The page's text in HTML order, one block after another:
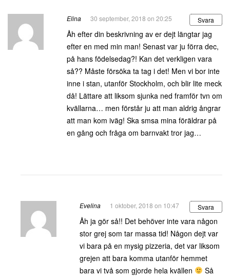
Elina 30 september, 2018 on 20:25 Svara
Åh efter din beskrivning av er dejt längtar jag
efter en med min man! Senast var ju förra dec,
på hans födelsedag?! Kan det verkligen vara
så?? Måste försöka ta tag i det! Men vi bor inte
inne i stan, utanför Stockholm, och blir lite meck
då! Lättare att liksom sjunka ned framför tvn om
kvällarna… men förstår ju att man aldrig ångrar
att man kom iväg! Ska smsa mina föräldrar på
en gång och fråga om barnvakt tror jag…
Evelina 1 oktober, 2018 on 10:47 Svara
Åh ja gör så!! Det behöver inte vara någon
stor grej som tar massa tid! Någon dejt var
vi bara på en mysig pizzeria, det var liksom
grejen att bara komma utanför hemmet
bara vi två som gjorde hela kvällen
Så